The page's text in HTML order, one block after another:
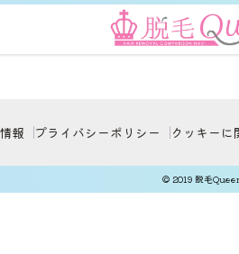
報 プライバシーポリシー クッキーに
© 2019 脱毛